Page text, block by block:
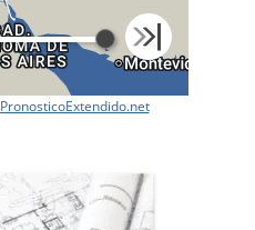
PronosticoExtendido.net